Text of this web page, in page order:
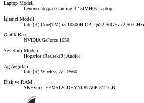
Laptop Modeli
Lenovo İdeapad Gaming 3-15IMH05 Laptop
İşlemci Modeli
Intel(R) Core(TM) i5-10300H CPU @ 2.50GHz (2.50 GHz)
Grafik Kartı
NVIDIA GeForce 1650
Ses Kartı Modeli
Hoparlör (Realtek(R) Audio)
Ağ Aygıtları
Intel(R) Wireless-AC 9560
Disk ve RAM
SKHynix_HFM512GDHYNI-87A0B 512 GB